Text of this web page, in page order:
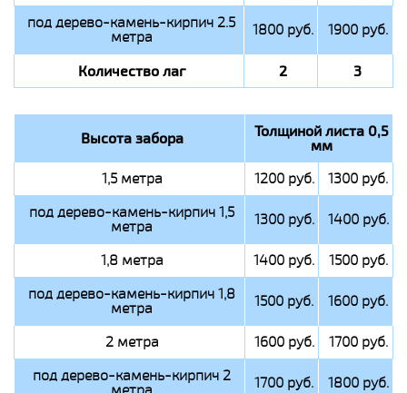
под дерево-камень-кирпич 2.5
метра 1800 руб. 1900 руб.
Количество лаг 2 3
Высота забора Толщиной листа 0,5
мм
1,5 метра 1200 руб.
1300 руб.
под дерево-камень-кирпич 1,5
метра 1300 руб. 1400 руб.
1,8 метра 1400 руб.
1500 руб.
под дерево-камень-кирпич 1,8
метра 1500 руб. 1600 руб.
2 метра 1600 руб.
1700 руб.
под дерево-камень-кирпич 2
1700 руб. 1800 руб.